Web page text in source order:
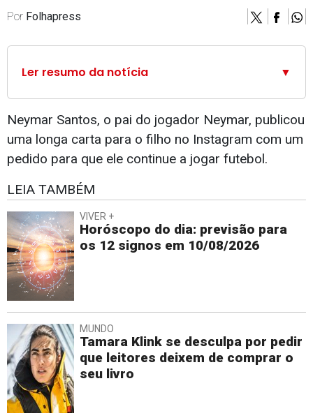
Por Folhapress
Ler resumo da notícia ▼
Neymar Santos, o pai do jogador Neymar, publicou
uma longa carta para o filho no Instagram com um
pedido para que ele continue a jogar futebol.
LEIA TAMBÉM
VIVER +
Horóscopo do dia: previsão para
os 12 signos em 10/08/2026
MUNDO
Tamara Klink se desculpa por pedir
que leitores deixem de comprar o
seu livro